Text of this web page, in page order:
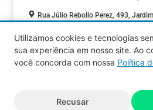
Rua Júlio Rebollo Perez, 493,
COMÉRCIOS
reservados.
Utilizamos cookies e tecnologias
sua experiência em nosso site. Ao
você concorda com nossa Política
Recusar